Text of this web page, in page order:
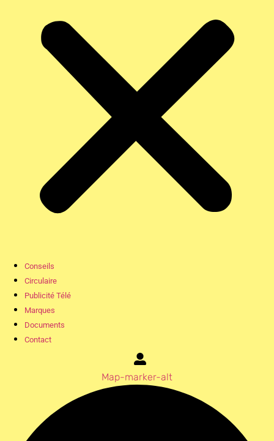
Conseils
Circulaire
Publicité Télé
Marques
Documents
Contact
Map-marker-alt